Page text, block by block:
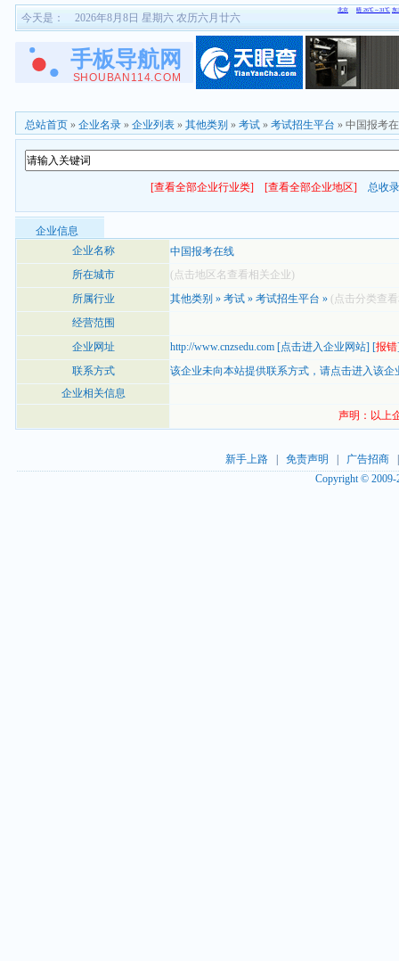
今天是： 2026年8月8日 星期六 农历六月廿六
总站首页 » 企业名录 » 企业列表 » 其他类别 » 考试 » 考试招生平台 » 中国报考
[查看全部企业行业类] [查看全部企业地区] 总收
企业信息
企业名称
中国报考在线
所在城市
(点击地区名查看相关企业)
所属行业
其他类别 » 考试 » 考试招生平台 » (点击分类查
经营范围
企业网址
http://www.cnzsedu.com [点击进入企业网站] [报错
联系方式
该企业未向本站提供联系方式， 请点击进入该企
企业相关信息
声明：以上
新手上路| 免责声明 广告招商
Copyright ©